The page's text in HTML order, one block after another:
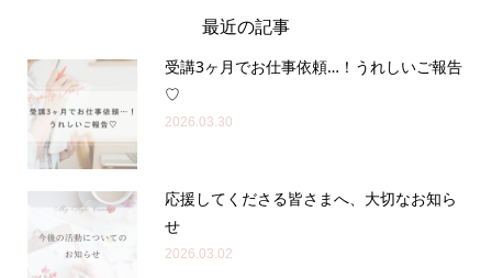
最近の記事
受講3ヶ月でお仕事依頼…！うれしいご報告
♡
2026.03.30
応援してくださる皆さまへ、大切なお知ら
せ
2026.03.02